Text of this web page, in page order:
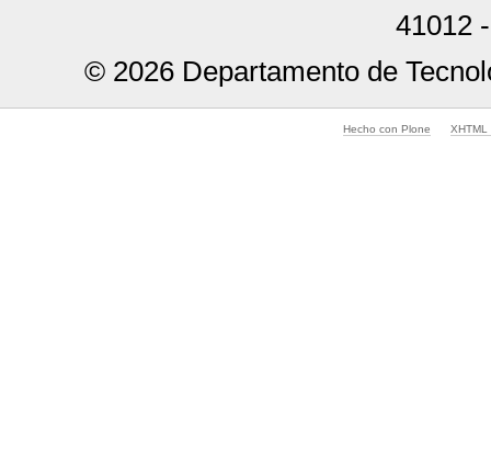
41012
© 2026 Departamento de
Hecho con Plone XHTML